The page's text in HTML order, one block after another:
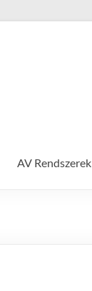
AV Rendszerek